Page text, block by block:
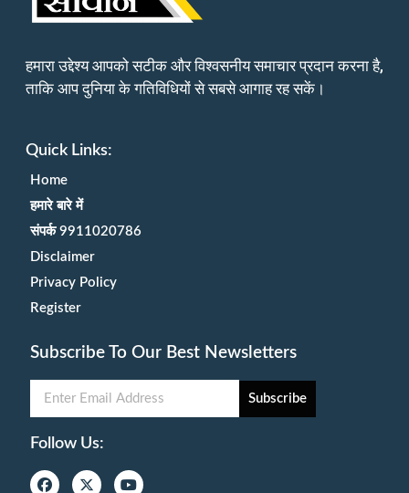
हमारा उद्देश्य आपको सटीक और विश्वसनीय समाचार प्रदान करना है,
ताकि आप दुनिया के गतिविधियों से सबसे आगाह रह सकें।
Quick Links:
Home
हमारे बारे में
संपर्क 9911020786
Disclaimer
Privacy Policy
Register
Subscribe To Our Best Newsletters
Subscribe
Follow Us: